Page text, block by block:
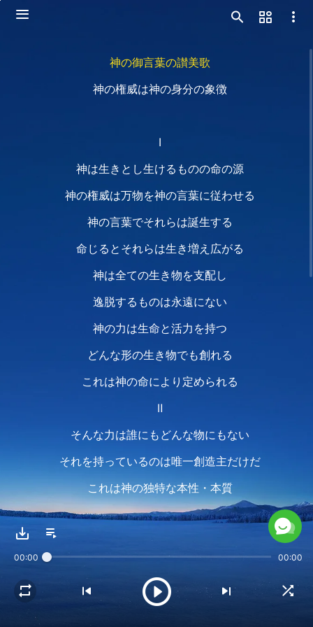
神の御言葉の讃美歌
神の権威は神の身分の象徴
Ⅰ
神は生きとし生けるものの命の源
神の権威は万物を神の言葉に従わせる
神の言葉でそれらは誕生する
命じるとそれらは生き増え広がる
神は全ての生き物を支配し
逸脱するものは永遠にない
神の力は生命と活力を持つ
どんな形の生き物でも創れる
これは神の命により定められる
Ⅱ
そんな力は誰にもどんな物にもない
それを持っているのは唯一創造主だけだ
これは神の独特な本性・本質
地位の象徴で権威と呼ばれる
神の力は生命と活力を持つ
00:00 00:00